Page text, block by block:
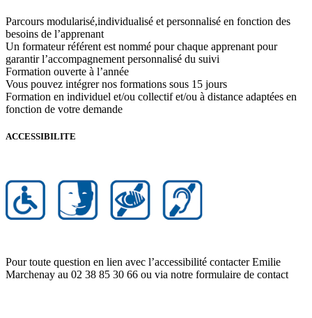
Parcours modularisé,individualisé et personnalisé en fonction des
besoins de l’apprenant
Un formateur référent est nommé pour chaque apprenant pour
garantir l’accompagnement personnalisé du suivi
Formation ouverte à l’année
Vous pouvez intégrer nos formations sous 15 jours
Formation en individuel et/ou collectif et/ou à distance adaptées en
fonction de votre demande
ACCESSIBILITE
Pour toute question en lien avec l’accessibilité contacter Emilie
Marchenay au 02 38 85 30 66 ou via notre formulaire de contact